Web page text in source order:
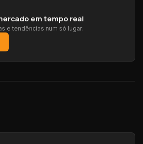
em tempo real
e tendências num só lugar.